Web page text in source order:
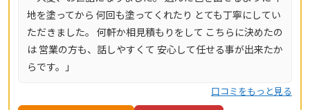
地を塗ってから 何回も塗ってくれたり とても丁寧にしてい
ただきました。 何軒か相見積もりをして こちらに決めたの
は 営業の方も、話しやすくて 安心して任せる事が出来たか
らです。」
口コミをもっと見る